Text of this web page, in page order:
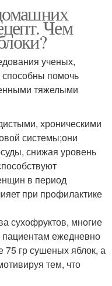
Чем
ученых,
способны помочь
тяжелыми
хроническими
системы;они
снижая уровень
в период
при профилактике
сухофруктов, многие
пациентам ежедневно
75 гр сушеных яблок, а
тем, что